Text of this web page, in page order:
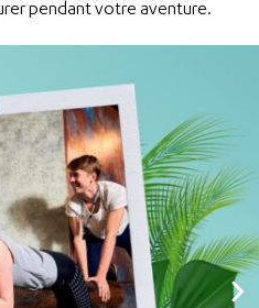
pendant votre aventure.